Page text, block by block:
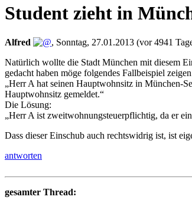
Student zieht in
Alfred , Sonntag, 27.01.2013 (vor 4941
Natürlich wollte die Stadt München mit diesem
gedacht haben möge folgendes Fallbeispiel
„Herr A hat seinen Hauptwohnsitz in München-
Hauptwohnsitz gemeldet.“
Die Lösung:
„Herr A ist zweitwohnungsteuerpflichtig, da er
Dass dieser Einschub auch rechtswidrig ist, ist
antworten
gesamter Thread: